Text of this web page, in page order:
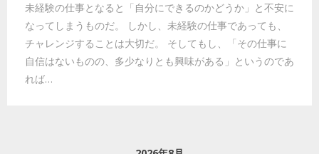
未経験の仕事となると「自分にできるのかどうか」と不安に
なってしまうものだ。 しかし、未経験の仕事であっても、
チャレンジすることは大切だ。 そしてもし、「その仕事に
自信はないものの、多少なりとも興味がある」というのであ
れば…